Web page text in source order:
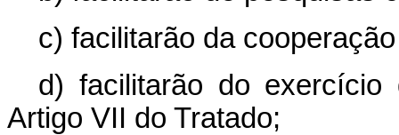
c) facilitarão da
d) facilitarão do
Artigo VII do Tratado;